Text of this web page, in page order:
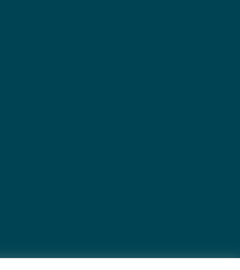
experiência de